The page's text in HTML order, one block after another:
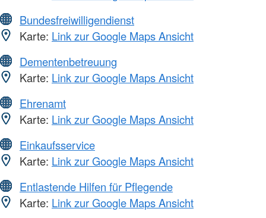
Bundesfreiwilligendienst
Karte: Link zur Google Maps Ansicht
Dementenbetreuung
Karte: Link zur Google Maps Ansicht
Ehrenamt
Karte: Link zur Google Maps Ansicht
Einkaufsservice
Karte: Link zur Google Maps Ansicht
Entlastende Hilfen für Pflegende
Karte: Link zur Google Maps Ansicht